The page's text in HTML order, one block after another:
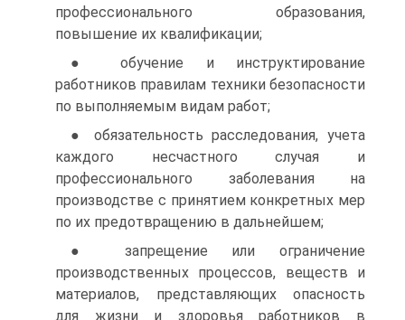
профессионального образования,
повышение их квалификации;
● обучение и инструктирование
работников правилам техники безопасности
по выполняемым видам работ;
● обязательность расследования, учета
каждого несчастного случая и
профессионального заболевания на
производстве с принятием конкретных мер
по их предотвращению в дальнейшем;
● запрещение или ограничение
производственных процессов, веществ и
материалов, представляющих опасность
для жизни и здоровья работников в